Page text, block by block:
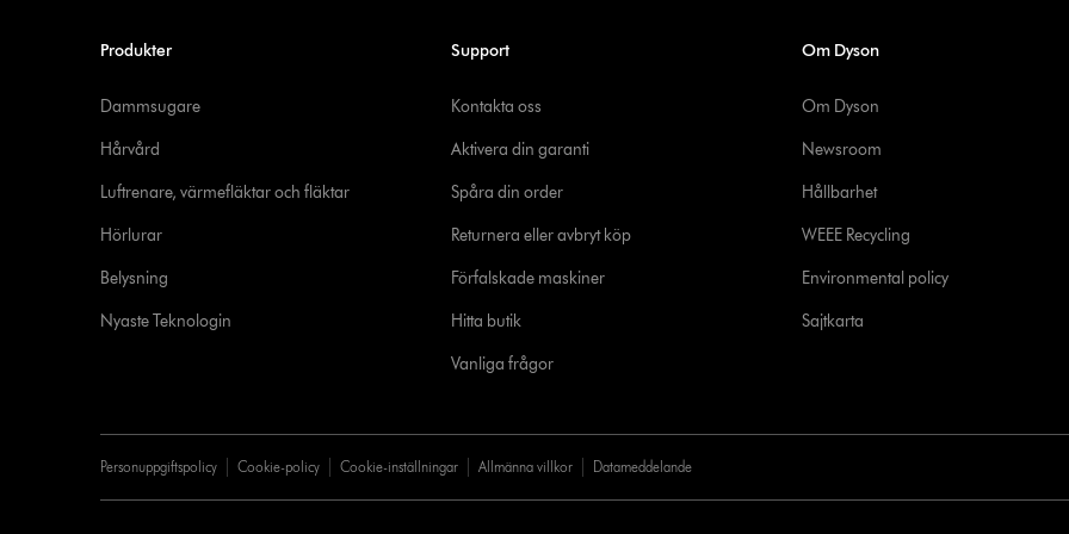
Produkter
Dammsugare
Hårvård
Luftrenare, värmefläktar och fläktar
Hörlurar
Belysning
Nyaste Teknologin
Support
Kontakta oss
Aktivera din garanti
Spåra din order
Returnera eller avbryt köp
Förfalskade maskiner
Hitta butik
Vanliga frågor
Om Dyson
Om Dyson
Newsroom
Hållbarhet
WEEE Recycling
Environmental policy
Sajtkarta
Personuppgiftspolicy Cookie-policy Cookie-inställningar Allmänna villkor Datameddelande